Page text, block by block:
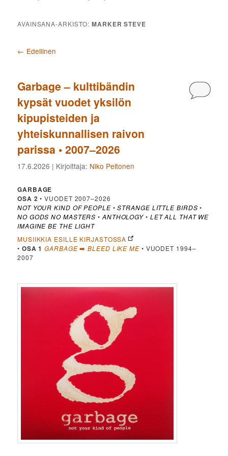
AVAINSANA-ARKISTO:MARKER STEVE
Artikkelien selaus
← Edellinen
Garbage – kulttibändin
kypsät vuodet yksilön
kipupisteiden ja
yhteiskunnallisen raivon
parissa • 2007–2026
17.6.2026 | Kirjoittaja: Niko Peltonen
GARBAGE
OSA 2 • VUODET 2007–2026
NOT YOUR KIND OF PEOPLE•STRANGE LITTLE BIRDS •
NO GODS NO MASTERS • ANTHOLOGY • LET ALL THAT WE
IMAGINE BE THE LIGHT
MUSIIKKIA ESILLE KIRJASTOSSA
• OSA 1 GARBAGE➡️BLEED LIKE ME• VUODET 1994–
2007